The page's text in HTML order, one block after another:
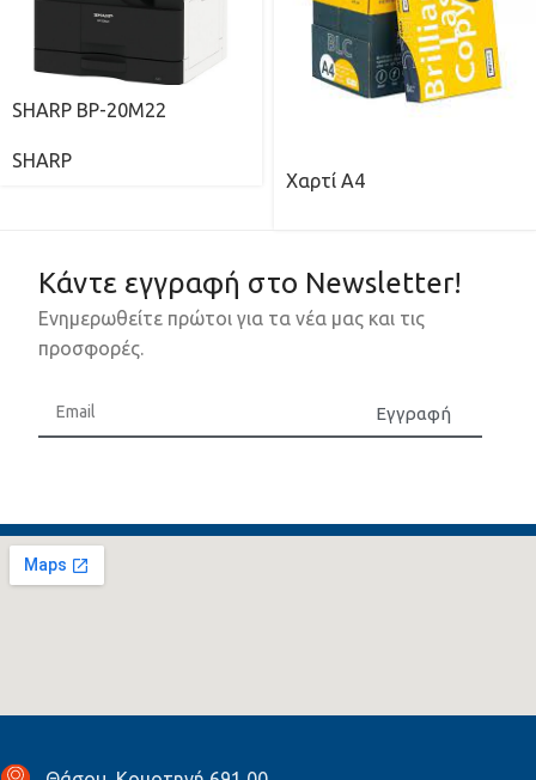
SHARP BP-20M22
SHARP
Χαρτί Α4
Κάντε εγγραφή στο Newsletter!
Ενημερωθείτε πρώτοι για τα νέα μας και τις
προσφορές.
Εγγραφή